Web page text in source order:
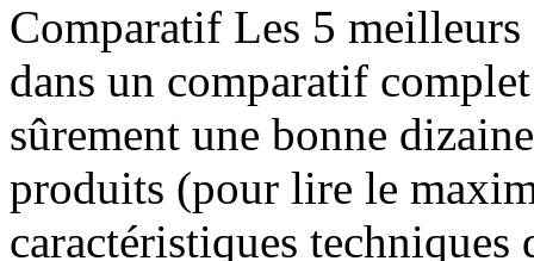
Comparatif Les 5
dans un comparatif
sûrement une bonne
produits (pour lire le
caractéristiques